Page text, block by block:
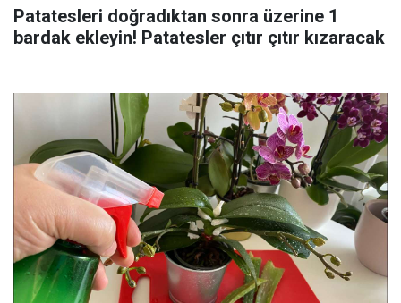
Patatesleri doğradıktan sonra üzerine 1
bardak ekleyin! Patatesler çıtır çıtır kızaracak